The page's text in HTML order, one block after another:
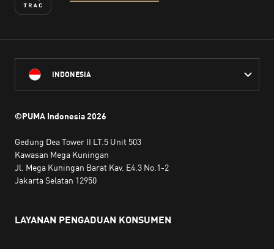
INDONESIA
©PUMA Indonesia2026
Gedung Dea Tower II LT.5 Unit 503
Kawasan Mega Kuningan
Jl. Mega Kuningan Barat Kav. E4.3 No.1-2
Jakarta Selatan 12950
LAYANAN PENGADUAN KONSUMEN